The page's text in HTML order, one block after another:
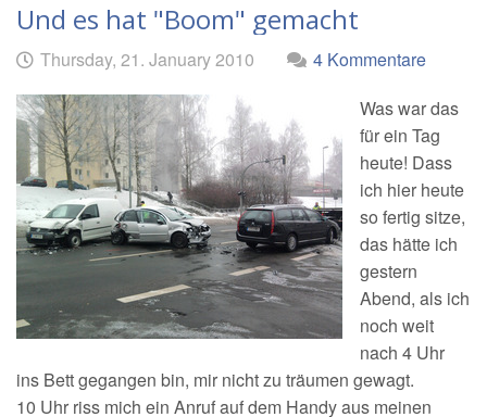
Und es hat "Boom" gemacht
Geschrieben
am Thursday, 21. January 2010
4 Kommentare
Was war das
für ein Tag
heute! Dass
ich hier heute
so fertig sitze,
das hätte ich
gestern
Abend, als ich
noch weit
nach 4 Uhr
ins Bett gegangen bin, mir nicht zu träumen gewagt.
10 Uhr riss mich ein Anruf auf dem Handy aus meinen